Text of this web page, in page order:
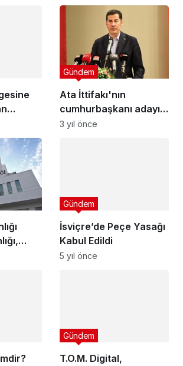
hale
Ata İttifakı'nın
cumhurbaşkanı adayı
Sinan Oğan: Karabağ'ı
Gündem
3 yıl önce
5 yıl önce
T.O.M. Digital,
Gündem